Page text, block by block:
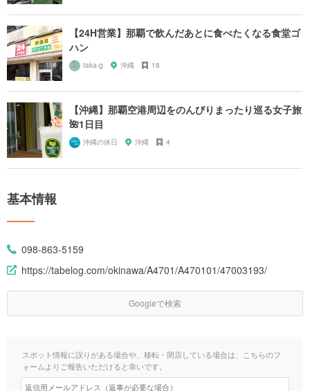
【24H営業】那覇で飲んだあとに食べたくなる食堂ゴ
ハン
taka-g 沖縄 18
【沖縄】那覇空港周辺をのんびりまったり巡る女子旅
🌺1日目
沖縄の休日 沖縄 4
基本情報
098-863-5159
https://tabelog.com/okinawa/A4701/A470101/47003193/
Googleで検索
スポット情報に誤りがある場合や、移転・閉店している場合は、こちらのフ
ォームよりご報告いただけると幸いです。